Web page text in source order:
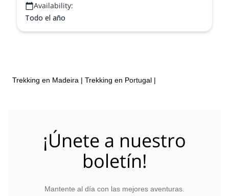
Availability:
Todo el año
Trekking en Madeira | Trekking en Portugal |
¡Únete a nuestro
boletín!
Mantente al día con las mejores aventuras.